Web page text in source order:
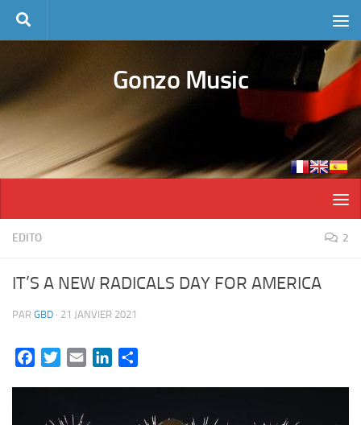
Skip to content
Gonzo Music
EDITO 2
IT’S A NEW RADICALS DAY FOR AMERICA
PAR GBD · 21 JANVIER 2021
FacebookTwitterEmail LinkedIn